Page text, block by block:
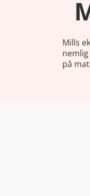
Mills
på